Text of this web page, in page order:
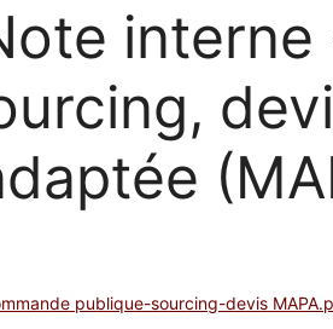
publique-sourcing-devis